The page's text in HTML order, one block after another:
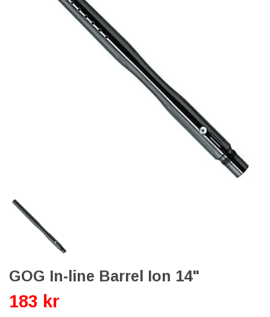
GOG In-line Barrel Ion 14"
183 kr